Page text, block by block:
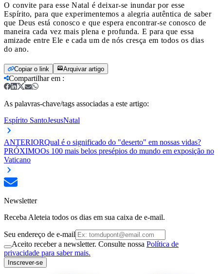
O convite para esse Natal é deixar-se inundar por esse
Espírito, para que experimentemos a alegria autêntica de saber
que Deus está conosco e que espera encontrar-se conosco de
maneira cada vez mais plena e profunda. E para que essa
amizade entre Ele e cada um de nós cresça em todos os dias
do ano.
Copiar o link Arquivar artigo
Compartilhar em :
As palavras-chave/tags associadas a este artigo:
Espírito SantoJesusNatal
ANTERIORQual é o significado do "deserto" em nossas vidas?
PRÓXIMOOs 100 mais belos presépios do mundo em exposição no
Vaticano
Newsletter
Receba Aleteia todos os dias em sua caixa de e-mail.
Seu endereço de e-mail
Aceito receber a newsletter. Consulte nossa Política de
privacidade para saber mais.
Inscrever-se